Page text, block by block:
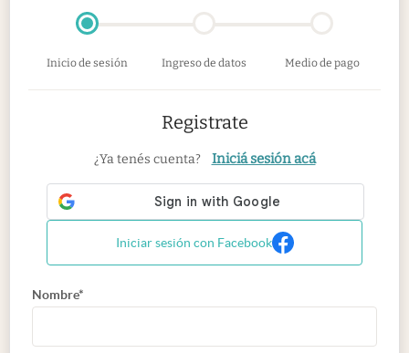
Inicio de sesión Ingreso de datos Medio de pago
Registrate
¿Ya tenés cuenta? Iniciá sesión acá
Iniciar sesión con Facebook
Nombre*